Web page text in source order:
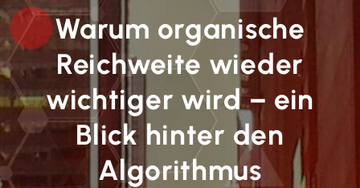
s
p
r
i
n
g
Warum organische
Reichweite wieder
wichtiger wird – ein
Blick hinter den
Algorithmus